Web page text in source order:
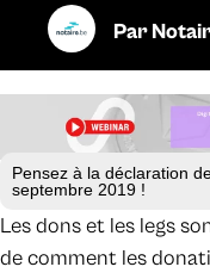
Par
Pensez à la déclaration
septembre 2019 !
Les dons et les legs
de comment les